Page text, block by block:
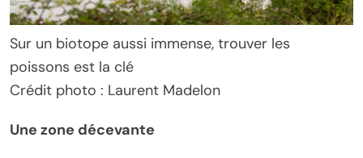
Sur un biotope aussi immense, trouver les
poissons est la clé
Crédit photo : Laurent Madelon
Une zone décevante